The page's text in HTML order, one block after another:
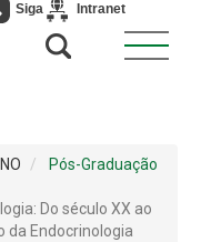
Siga Intranet
Pós-Graduação
Do século XX ao
da Endocrinologia